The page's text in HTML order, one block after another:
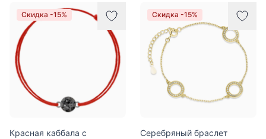
Скидка -15%
Красная каббала с
Скидка -15%
Серебряный браслет